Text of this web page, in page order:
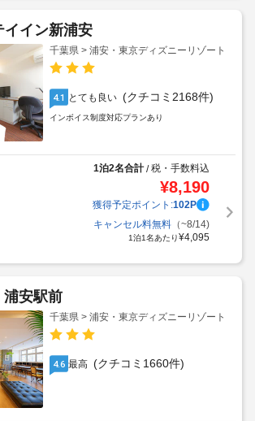
イイン新浦安
千葉県 > 浦安・東京ディズニーリゾート
4.1 とても良い (クチコミ2168件)
インボイス制度対応プランあり
1泊2名合計/税・手数料込
¥8,190
獲得予定ポイント:102P
キャンセル料無料（~8/14)
1泊1名あたり¥4,095
浦安駅前
千葉県 > 浦安・東京ディズニーリゾート
4.6 最高 (クチコミ1660件)